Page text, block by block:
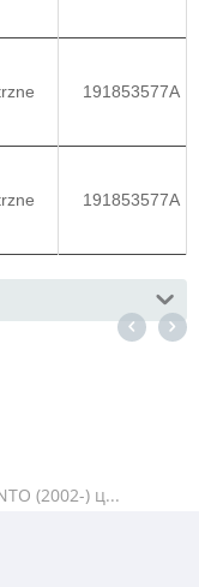
191853577A
191853577A
(2002-) ц...